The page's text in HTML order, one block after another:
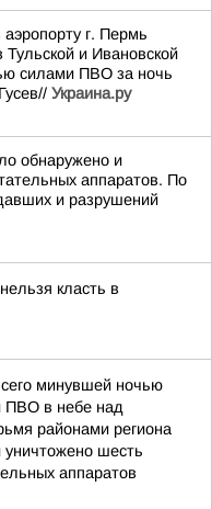
г. Пермь
и Ивановской
силами ПВО за ночь
Украина.ру
обнаружено и
аппаратов. По
и разрушений
класть в
минувшей ночью
ПВО в небе над
районами региона
шесть
аппаратов